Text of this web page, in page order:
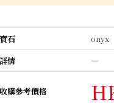
寶石
onyx
詳情
―
收購參考價格